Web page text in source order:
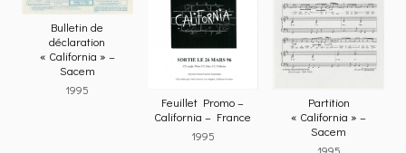
Bulletin de
déclaration
« California » –
Sacem
1995
Feuillet Promo –
California – France
1995
Partition
« California » –
Sacem